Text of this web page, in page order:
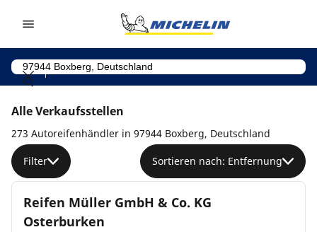
Alle Verkaufsstellen
273 Autoreifenhändler in 97944 Boxberg, Deutschland
Filter Sortieren nach: Entfernung
Reifen Müller GmbH & Co. KG
Osterburken